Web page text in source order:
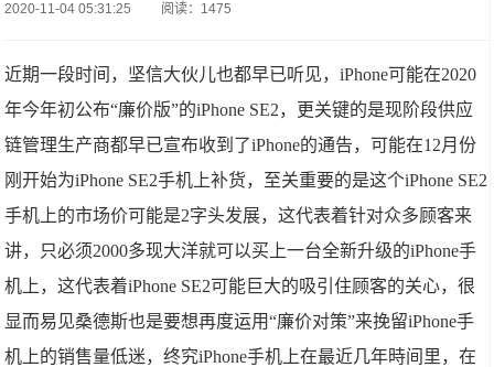
2020-11-04 05:31:25 阅读：1475
近期一段时间，坚信大伙儿也都早已听见，iPhone可能在2020
年今年初公布“廉价版”的iPhone SE2，更关键的是现阶段供应
链管理生产商都早已宣布收到了iPhone的通告，可能在12月份
刚开始为iPhone SE2手机上补货，至关重要的是这个iPhone SE2
手机上的市场价可能是2字头发展，这代表着针对众多顾客来
讲，只必须2000多现大洋就可以买上一台全新升级的iPhone手
机上，这代表着iPhone SE2可能巨大的吸引住顾客的关心，很
显而易见桑德斯也是要想再度运用“廉价对策”来挽留iPhone手
机上的销售量低迷，终究iPhone手机上在最近几年時间里，在